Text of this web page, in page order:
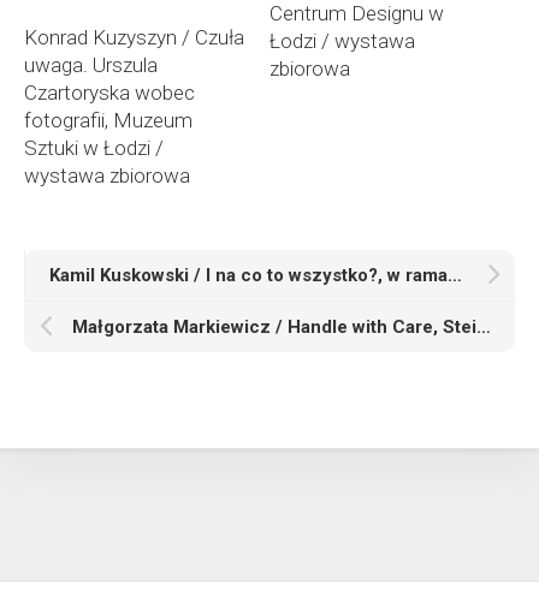
Konrad Kuzyszyn / Czuła
uwaga. Urszula
Czartoryska wobec
fotografii, Muzeum
Sztuki w Łodzi /
wystawa zbiorowa
Centrum Designu w
Łodzi / wystawa
zbiorowa
Kamil Kuskowski / I na co to wszystko?, w ramach Hunting for Painting/I hear you!, Ogrody Śródmieście, Szczecin / wystawa zbiorowa
Małgorzata Markiewicz / Handle with Care, Steiermärkische Landesbibliothek, Graz / wystawa zbiorowa